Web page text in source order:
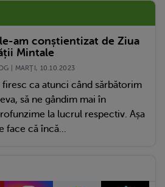
am conștientizat de Ziua
Mintale
| MARŢI, 10.10.2023
firesc ca atunci când sărbătorim
să ne gândim mai în
la lucrul respectiv. Așa
face că încă...